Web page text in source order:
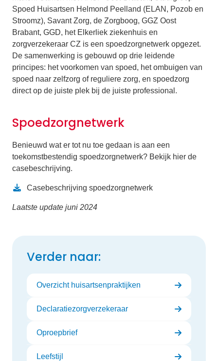
Spoed Huisartsen Helmond Peelland (ELAN, Pozob en
Stroomz), Savant Zorg, de Zorgboog, GGZ Oost
Brabant, GGD, het Elkerliek ziekenhuis en
zorgverzekeraar CZ is een spoedzorgnetwerk opgezet.
De samenwerking is gebouwd op drie leidende
principes: het voorkomen van spoed, het ombuigen van
spoed naar zelfzorg of reguliere zorg, en spoedzorg
direct op de juiste plek bij de juiste professional.
Spoedzorgnetwerk
Benieuwd wat er tot nu toe gedaan is aan een
toekomstbestendig spoedzorgnetwerk? Bekijk hier de
casebeschrijving.
Casebeschrijving spoedzorgnetwerk
Laatste update juni 2024
Verder naar:
Overzicht huisartsenpraktijken
Declaratiezorgverzekeraar
Oproepbrief
Leefstijl